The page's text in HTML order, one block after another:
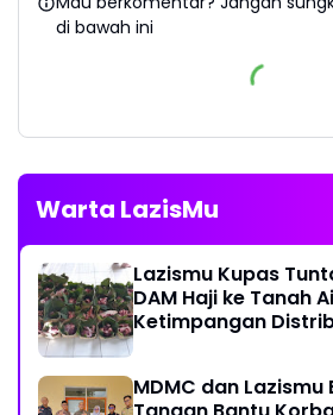
di bawah ini
Warta LazisMu
Lazismu Kupas
DAM Haji ke Tanah
Ketimpangan
MDMC dan Lazismu